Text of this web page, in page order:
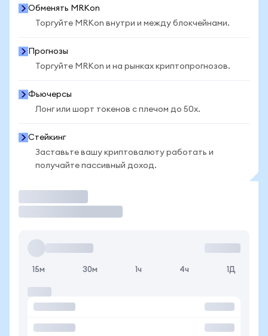
Обменять MRKon
Торгуйте MRKon внутри и между блокчейнами.
Прогнозы
Торгуйте MRKon и на рынках криптопрогнозов.
Фьючерсы
Лонг или шорт токенов с плечом до 50x.
Стейкинг
Заставьте вашу криптовалюту работать и
получайте пассивный доход.
15м 30м 1ч 4ч 1Д